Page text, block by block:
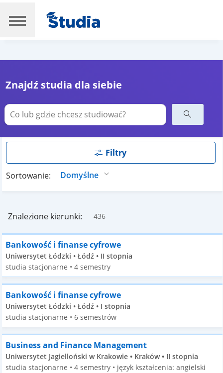
Znajdź studia dla siebie
Filtry
Sortowanie:
Znalezione kierunki: 436
Bankowość i finanse cyfrowe
Uniwersytet Łódzki • Łódź • II stopnia
studia stacjonarne • 4 semestry
Bankowość i finanse cyfrowe
Uniwersytet Łódzki • Łódź • I stopnia
studia stacjonarne • 6 semestrów
Business and Finance Management
Uniwersytet Jagielloński w Krakowie • Kraków • II stopnia
studia stacjonarne • 4 semestry • język kształcenia: angielski